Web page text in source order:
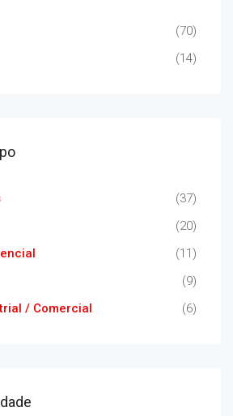
(70)
(14)
(37)
(20)
(11)
(9)
/ Comercial
(6)